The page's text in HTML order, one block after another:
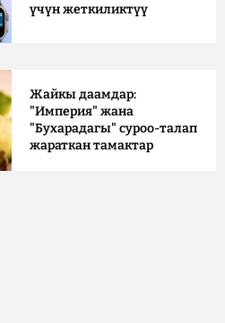
үчүн жеткиликтүү
Жайкы даамдар:
"Империя" жана
"Бухарадагы" суроо-талап
жараткан тамактар